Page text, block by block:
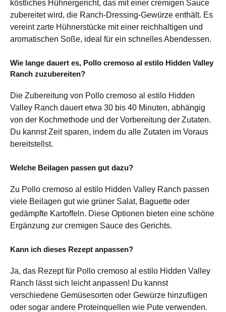
köstliches Hühnergericht, das mit einer cremigen Sauce
zubereitet wird, die Ranch-Dressing-Gewürze enthält. Es
vereint zarte Hühnerstücke mit einer reichhaltigen und
aromatischen Soße, ideal für ein schnelles Abendessen.
Wie lange dauert es, Pollo cremoso al estilo Hidden Valley
Ranch zuzubereiten?
Die Zubereitung von Pollo cremoso al estilo Hidden
Valley Ranch dauert etwa 30 bis 40 Minuten, abhängig
von der Kochmethode und der Vorbereitung der Zutaten.
Du kannst Zeit sparen, indem du alle Zutaten im Voraus
bereitstellst.
Welche Beilagen passen gut dazu?
Zu Pollo cremoso al estilo Hidden Valley Ranch passen
viele Beilagen gut wie grüner Salat, Baguette oder
gedämpfte Kartoffeln. Diese Optionen bieten eine schöne
Ergänzung zur cremigen Sauce des Gerichts.
Kann ich dieses Rezept anpassen?
Ja, das Rezept für Pollo cremoso al estilo Hidden Valley
Ranch lässt sich leicht anpassen! Du kannst
verschiedene Gemüsesorten oder Gewürze hinzufügen
oder sogar andere Proteinquellen wie Pute verwenden.